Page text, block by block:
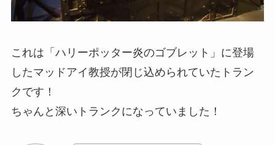
これは「ハリーポッター炎のゴブレット」に登場
したマッドアイ教授が閉じ込められていたトラン
クです！
ちゃんと深いトランクになっていました！